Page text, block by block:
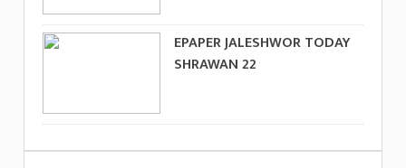
EPAPER JALESHWOR TODAY
SHRAWAN 22